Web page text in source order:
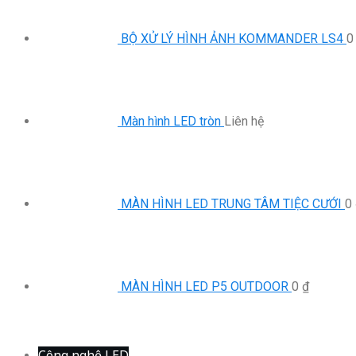
BỘ XỬ LÝ HÌNH ẢNH KOMMANDER LS4 0
Màn hình LED tròn Liên hệ
MÀN HÌNH LED TRUNG TÂM TIỆC CƯỚI 0
MÀN HÌNH LED P5 OUTDOOR 0 ₫